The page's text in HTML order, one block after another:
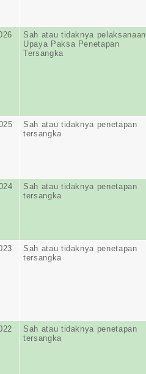
Sah atau tidaknya pelaksanaan
Upaya Paksa Penetapan
Tersangka
Sah atau tidaknya penetapan
tersangka
Sah atau tidaknya penetapan
tersangka
Sah atau tidaknya penetapan
tersangka
Sah atau tidaknya penetapan
tersangka